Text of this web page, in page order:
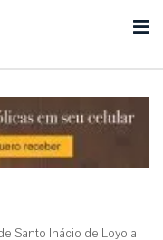
Santo Inácio de Loyola